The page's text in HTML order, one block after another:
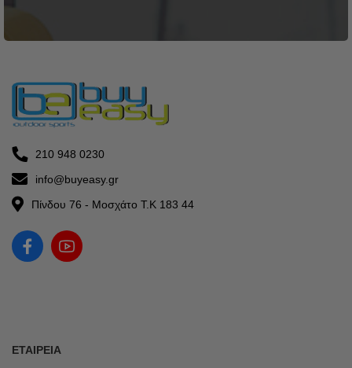
210 948 0230
info@buyeasy.gr
Πίνδου 76 - Μοσχάτο Τ.Κ 183 44
ΕΤΑΙΡΕΊΑ